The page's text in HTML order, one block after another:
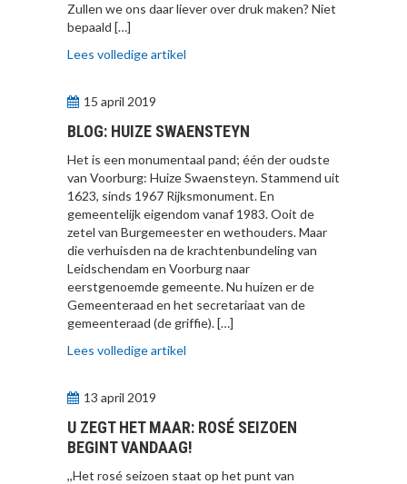
Zullen we ons daar liever over druk maken? Niet
bepaald […]
Lees volledige artikel
15 april 2019
BLOG: HUIZE SWAENSTEYN
Het is een monumentaal pand; één der oudste
van Voorburg: Huize Swaensteyn. Stammend uit
1623, sinds 1967 Rijksmonument. En
gemeentelijk eigendom vanaf 1983. Ooit de
zetel van Burgemeester en wethouders. Maar
die verhuisden na de krachtenbundeling van
Leidschendam en Voorburg naar
eerstgenoemde gemeente. Nu huizen er de
Gemeenteraad en het secretariaat van de
gemeenteraad (de griffie). […]
Lees volledige artikel
13 april 2019
U ZEGT HET MAAR: ROSÉ SEIZOEN
BEGINT VANDAAG!
,,Het rosé seizoen staat op het punt van